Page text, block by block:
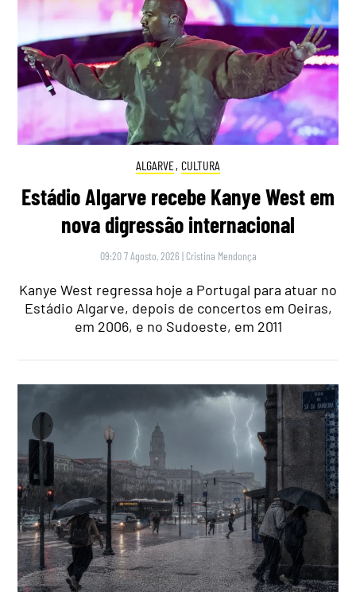
ALGARVE, CULTURA
Estádio Algarve recebe Kanye West em
nova digressão internacional
09:20 7 Agosto, 2026 | Cristina Mendonça
Kanye West regressa hoje a Portugal para atuar no
Estádio Algarve, depois de concertos em Oeiras,
em 2006, e no Sudoeste, em 2011